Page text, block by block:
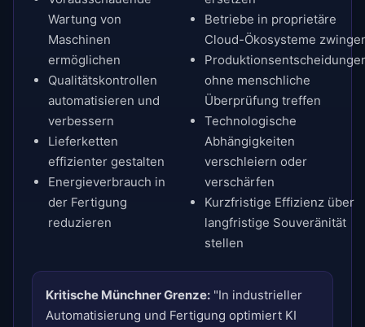
Wartung von
Maschinen
ermöglichen
Qualitätskontrollen
automatisieren und
verbessern
Lieferketten
effizienter gestalten
Energieverbrauch in
der Fertigung
reduzieren
Betriebe in proprietäre
Cloud-Ökosysteme
ohne menschliche
Überprüfung treffen
Technologische
Abhängigkeiten
verschleiern oder
verschärfen
Kurzfristige Effizienz über
langfristige Souveränität
stellen
Kritische Münchner Grenze: "In industrieller
Automatisierung und Fertigung optimiert KI